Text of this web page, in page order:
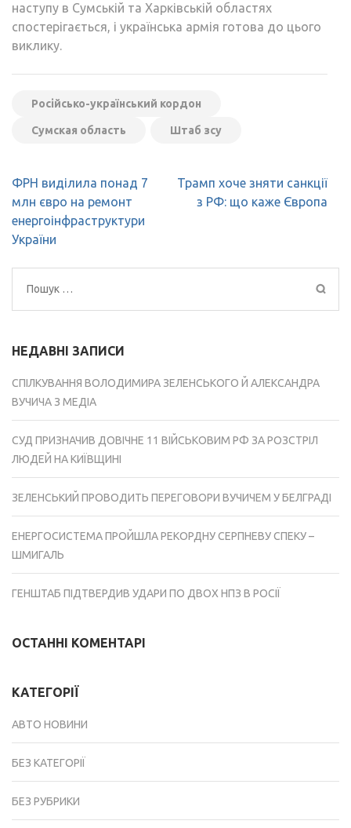
наступу в Сумській та Харківській областях
спостерігається, і українська армія готова до цього
виклику.
Російсько-український кордон
Сумская область Штаб зсу
Навігація
записів
ФРН виділила понад 7
млн євро на ремонт
енергоінфраструктури
України
Трамп хоче зняти санкції
з РФ: що каже Європа
Пошук:
НЕДАВНІ ЗАПИСИ
СПІЛКУВАННЯ ВОЛОДИМИРА ЗЕЛЕНСЬКОГО Й АЛЕКСАНДРА
ВУЧИЧА З МЕДІА
СУД ПРИЗНАЧИВ ДОВІЧНЕ 11 ВІЙСЬКОВИМ РФ ЗА РОЗСТРІЛ
ЛЮДЕЙ НА КИЇВЩИНІ
ЗЕЛЕНСЬКИЙ ПРОВОДИТЬ ПЕРЕГОВОРИ ВУЧИЧЕМ У БЕЛГРАДІ
ЕНЕРГОСИСТЕМА ПРОЙШЛА РЕКОРДНУ СЕРПНЕВУ СПЕКУ –
ШМИГАЛЬ
ГЕНШТАБ ПІДТВЕРДИВ УДАРИ ПО ДВОХ НПЗ В РОСІЇ
ОСТАННІ КОМЕНТАРІ
КАТЕГОРІЇ
АВТО НОВИНИ
БЕЗ КАТЕГОРІЇ
БЕЗ РУБРИКИ